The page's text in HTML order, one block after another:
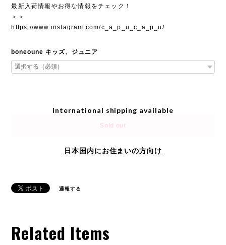
最新入荷情報やお得な情報をチェック！
＞＞
https://www.instagram.com/c_a_p_u_c_a_p_u/
boneoune キッズ、ジュニア
International shipping available
Sold out
日本国内にお住まいの方向け
通報する
Related Items